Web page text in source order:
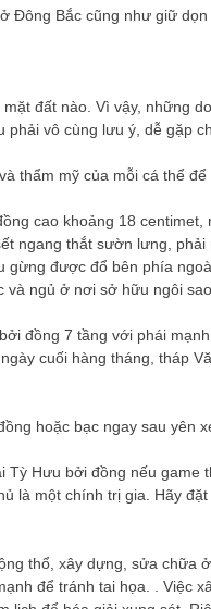
Đông Bắc cũng như giữ dọn
đất nào. Vì vậy, những
vô cùng lưu ý, dễ gặp
thẩm mỹ của mỗi cá thể
cao khoảng 18
ngang thắt sườn lưng,
được đổ bên phía
ngủ ở nơi sở hữu ngôi
đồng 7 tầng với phái
cuối hàng tháng, tháp
hoặc bạc ngay sau yên
Hưu bởi đồng nếu game
là một chính trị gia. Hãy
thổ, xây dựng, sửa
để tránh tai họa. . Việc